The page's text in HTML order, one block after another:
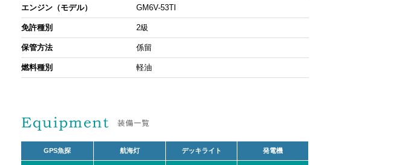
エンジン（モデル） GM6V-53TI
免許種別 2級
保管方法 係留
燃料種別 軽油
GPS魚探 航海灯 デッキライト 発電機